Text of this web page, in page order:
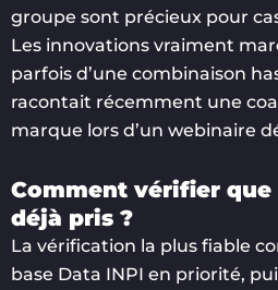
groupe sont précieux pour
Les innovations vraiment
parfois d’une combinaison
racontait récemment une
marque lors d’un webinaire
Comment vérifier que
déjà pris ?
La vérification la plus fiable
base Data INPI en priorité,